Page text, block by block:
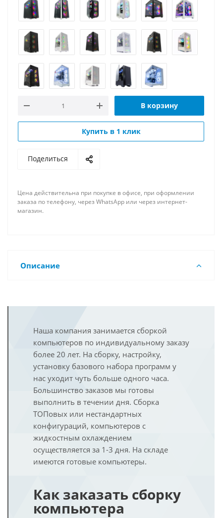
В корзину
Купить в 1 клик
Поделиться
Цена действительна при покупке в офисе, при оформлении
заказа по телефону, через WhatsApp или через интернет-
магазин.
Описание
Наша компания занимается сборкой
компьютеров по индивидуальному заказу
более 20 лет. На сборку, настройку,
установку базового набора программ у
нас уходит чуть больше одного часа.
Большинство заказов мы готовы
выполнить в течении дня. Сборка
ТОПовых или нестандартных
конфигураций, компьютеров с
жидкостным охлаждением
осуществляется за 1-3 дня. На складе
имеются готовые компьютеры.
Как заказать сборку
компьютера